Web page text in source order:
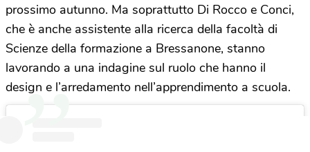
prossimo autunno. Ma soprattutto Di Rocco e Conci,
che è anche assistente alla ricerca della facoltà di
Scienze della formazione a Bressanone, stanno
lavorando a una indagine sul ruolo che hanno il
design e l’arredamento nell’apprendimento a scuola.